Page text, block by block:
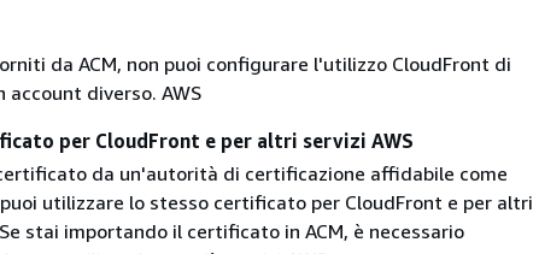
da ACM, non puoi configurare l'utilizzo CloudFront di
diverso. AWS
per CloudFront e per altri servizi AWS
da un'autorità di certificazione affidabile come
utilizzare lo stesso certificato per CloudFront e per altri
stai importando il certificato in ACM, è necessario